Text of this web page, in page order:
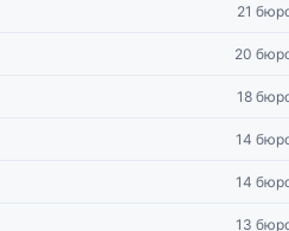
21
20
18
14
14
13